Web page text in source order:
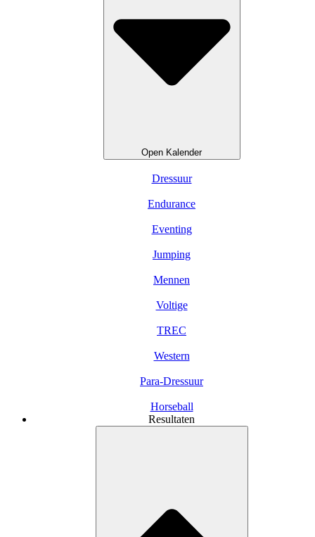
Open Kalender
Dressuur
Endurance
Eventing
Jumping
Mennen
Voltige
TREC
Western
Para-Dressuur
Horseball
Resultaten